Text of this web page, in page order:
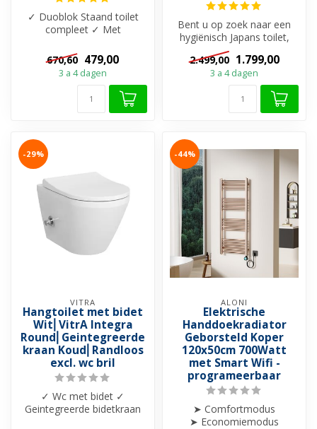
✓ Duoblok Staand toilet
compleet ✓ Met
Randloos ✓ Geb...
670,60 479,00
3 a 4 dagen
Bent u op zoek naar een
hygiënisch Japans toilet,
ook wel eens Turks toilet
gen...
2.499,00 1.799,00
3 a 4 dagen
-29%
VITRA
Hangtoilet met bidet
Wit⎢VitrA Integra
Round⎢Geintegreerde
kraan Koud⎢Randloos
excl. wc bril
✓ Wc met bidet ✓
Geintegreerde bidetkraan
-44%
ALONI
Elektrische
Handdoekradiator
Geborsteld Koper
120x50cm 700Watt
met Smart Wifi -
programeerbaar
➤ Comfortmodus
➤ Economiemodus